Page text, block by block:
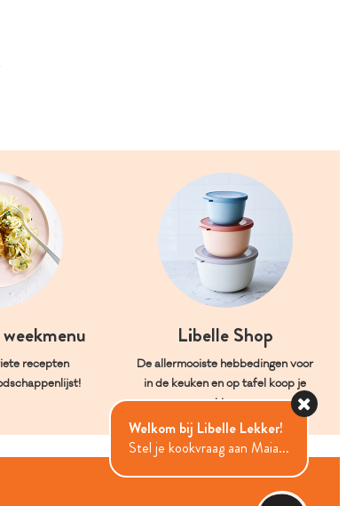
recepten
Libelle Shop
De allermooiste hebbedingen voor
in de keuken en op tafel koop je
hier.
Welkom bij Libelle Lekker!
Stel je kookvraag aan Maia...